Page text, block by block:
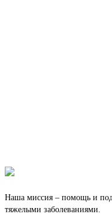
Наша миссия – помощь и
тяжелыми заболеваниями.